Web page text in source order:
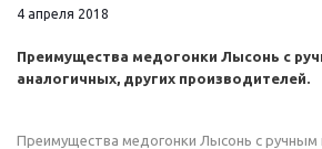
4 апреля 2018
Преимущества медогонки Лысонь с
аналогичных, других производителей.
Преимущества медогонки Лысонь с